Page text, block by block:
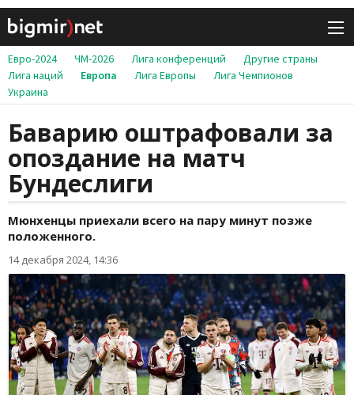
Евро-2024 ЧМ-2026 Лига конференций
Другие страны
Лига наций
Европа Лига Европы
Лига Чемпионов
Украина
Баварию оштрафовали за
опоздание на матч
Бундеслиги
Мюнхенцы приехали всего на пару минут позже
положенного.
14 декабря 2024, 14:36